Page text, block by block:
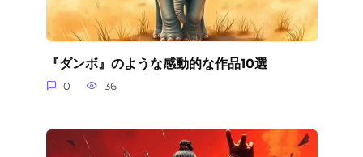
『ダンボ』のような感動的な作品10選
0 36